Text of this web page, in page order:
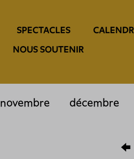
SPECTACLES
NOUS SOUTENIR
novembre décembre